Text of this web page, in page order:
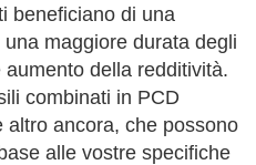
beneficiano di una
maggiore durata degli
della redditività.
combinati in PCD
ancora, che possono
alle vostre specifiche